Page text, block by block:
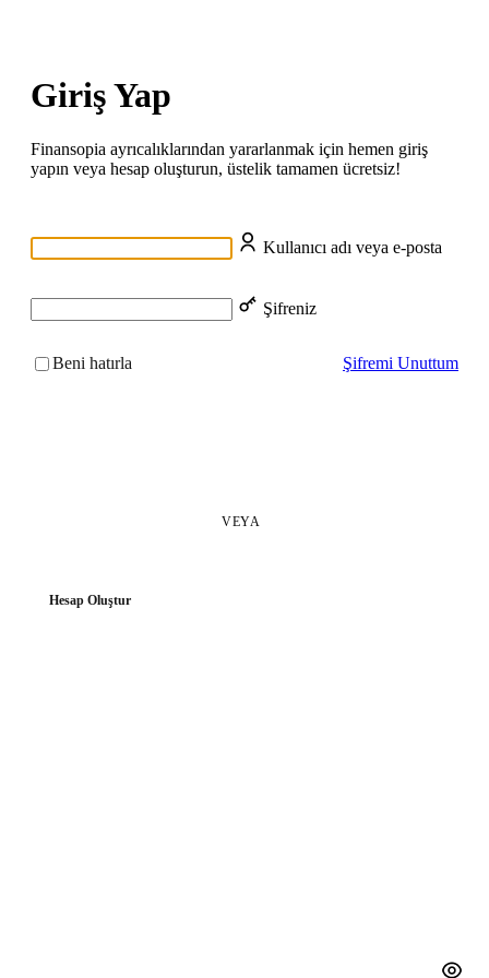
Giriş Yap
Finansopia ayrıcalıklarından yararlanmak için hemen giriş
yapın veya hesap oluşturun, üstelik tamamen ücretsiz!
Kullanıcı adı veya e-posta
Şifreniz
Beni hatırla Şifremi Unuttum
VEYA
Hesap Oluştur